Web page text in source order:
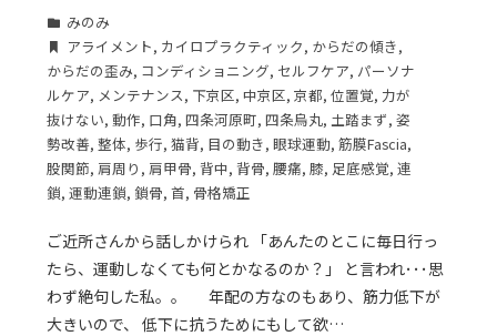
みのみ
アライメント, カイロプラクティック, からだの傾き,
からだの歪み, コンディショニング, セルフケア, パーソナ
ルケア, メンテナンス, 下京区,中京区,京都,位置覚, 力が
抜けない,動作, 口角,四条河原町,四条烏丸, 土踏まず,姿
勢改善,整体, 歩行,猫背, 目の動き,眼球運動,筋膜Fascia,
股関節,肩周り ,肩甲骨, 背中, 背骨,腰痛,膝, 足底感覚,連
鎖,運動連鎖,鎖骨,首, 骨格矯正
ご近所さんから話しかけられ 「あんたのとこに毎日行っ
たら、運動しなくても何とかなるのか？」 と言われ･･･思
わず絶句した私。。 年配の方なのもあり、筋力低下が
大きいので、 低下に抗うためにもして欲…